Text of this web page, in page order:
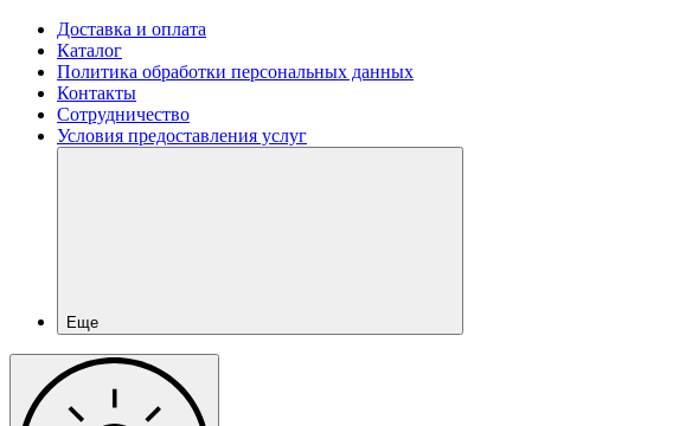
Доставка и оплата
Каталог
Политика обработки персональных данных
Контакты
Сотрудничество
Условия предоставления услуг
Еще